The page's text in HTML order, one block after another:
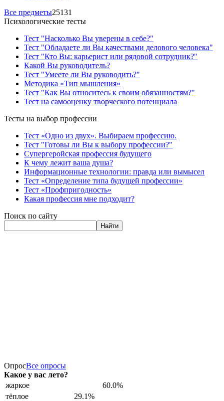
Все предметы25131
Психологические тесты
Тест "Насколько Вы уверены в себе?"
Тест "Обладаете ли Вы качествами делового человека"
Тест "Кто Вы: карьерист или рядовой сотрудник?"
Какой Вы руководитель?
Тест "Умеете ли Вы руководить?"
Методика «Тип мышления»
Тест "Как Вы относитесь к своим обязанностям?"
Тест на самооценку творческого потенциала
Тесты на выбор профессии
Тест «Одно из двух». Выбираем профессию.
Тест "Готовы ли Вы к выбору профессии?"
Супергеройская профессия будущего
К чему лежит ваша душа?
Информационные технологии: правда или вымысел
Тест «Определение типа будущей профессии»
Тест «Профпригодность»
Какая профессия мне подходит?
Поиск по сайту
Найти
ОпросВсе опросы
Какое у вас лето?
жаркое
60.0%
тёплое
29.1%